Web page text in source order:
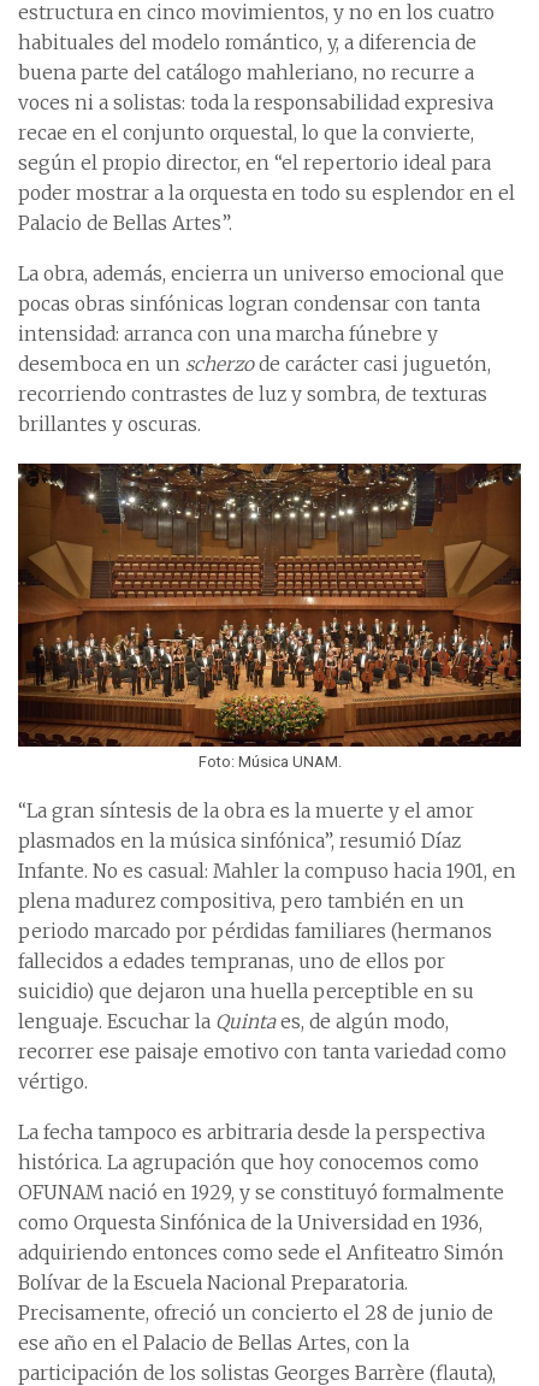
estructura en cinco movimientos, y no en los cuatro
habituales del modelo romántico, y, a diferencia de
buena parte del catálogo mahleriano, no recurre a
voces ni a solistas: toda la responsabilidad expresiva
recae en el conjunto orquestal, lo que la convierte,
según el propio director, en “el repertorio ideal para
poder mostrar a la orquesta en todo su esplendor en el
Palacio de Bellas Artes”.
La obra, además, encierra un universo emocional que
pocas obras sinfónicas logran condensar con tanta
intensidad: arranca con una marcha fúnebre y
desemboca en un scherzode carácter casi juguetón,
recorriendo contrastes de luz y sombra, de texturas
brillantes y oscuras.
Foto: Música UNAM.
“La gran síntesis de la obra es la muerte y el amor
plasmados en la música sinfónica”, resumió Díaz
Infante. No es casual: Mahler la compuso hacia 1901, en
plena madurez compositiva, pero también en un
periodo marcado por pérdidas familiares (hermanos
fallecidos a edades tempranas, uno de ellos por
suicidio) que dejaron una huella perceptible en su
lenguaje. Escuchar la Quintaes, de algún modo,
recorrer ese paisaje emotivo con tanta variedad como
vértigo.
La fecha tampoco es arbitraria desde la perspectiva
histórica. La agrupación que hoy conocemos como
OFUNAM nació en 1929, y se constituyó formalmente
como Orquesta Sinfónica de la Universidad en 1936,
adquiriendo entonces como sede el Anfiteatro Simón
Bolívar de la Escuela Nacional Preparatoria.
Precisamente, ofreció un concierto el 28 de junio de
ese año en el Palacio de Bellas Artes, con la
participación de los solistas Georges Barrère (flauta),